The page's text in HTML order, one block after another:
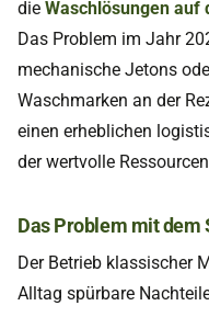
die Waschlösungen auf
Das Problem im Jahr
mechanische Jetons
Waschmarken an der
einen erheblichen
der wertvolle
Das Problem mit dem
Der Betrieb klassischer
Alltag spürbare